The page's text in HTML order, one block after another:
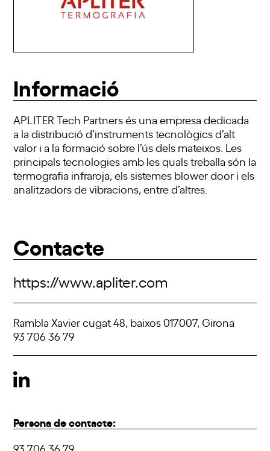
Informació
APLITER Tech Partners és una empresa dedicada
a la distribució d’instruments tecnològics d’alt
valor i a la formació sobre l’ús dels mateixos. Les
principals tecnologies amb les quals treballa són la
termografia infraroja, els sistemes blower door i els
analitzadors de vibracions, entre d’altres.
Contacte
https://www.apliter.com
Rambla Xavier cugat 48, baixos 017007, Girona
93 706 36 79
Persona de contacte:
93 706 36 79